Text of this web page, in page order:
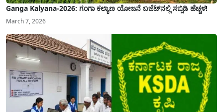
Ganga Kalyana-2026: ಗಂಗಾ ಕಲ್ಯಾಣ ಯೋಜನೆ ಬಜೆಟ್‌ನಲ್ಲಿ ಸಬ್ಸಿಡಿ ಹೆಚ್ಚಳ!
March 7, 2026